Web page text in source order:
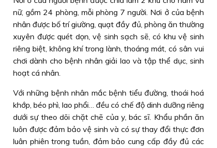
nữ, gồm 24 phòng, mỗi phòng 7 người. Nơi ở của bệnh
nhân được bố trí giường, quạt đầy đủ, phòng ăn thường
xuyên được quét dọn, vệ sinh sạch sẽ, có khu vệ sinh
riêng biệt, không khí trong lành, thoáng mát, có sân vui
chơi dành cho bệnh nhân giải lao và tập thể dục, sinh
hoạt cá nhân.
Với những bệnh nhân mắc bệnh tiểu đường, thoái hoá
khớp, béo phì, lao phổi… đều có chế độ dinh dưỡng riêng
dưới sự theo dõi chặt chẽ của y, bác sĩ. Khẩu phần ăn
luôn được đảm bảo vệ sinh và có sự thay đổi thực đơn
luân phiên trong tuần, đảm bảo cung cấp đầy đủ các